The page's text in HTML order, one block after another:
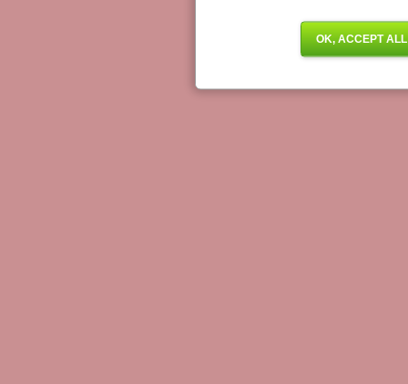
OK, ACCEPT ALL